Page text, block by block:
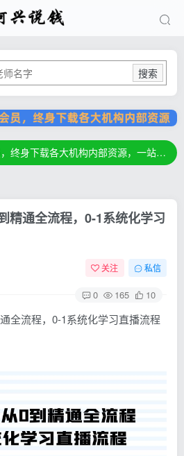
搜索
源，一站式草根创业基地，最新最强网赚教程大全，小投入，大回报！
资源，一站式草根创业基地，最新最强网赚教程大全，小投入，大回报！
精通全流程，0-1系统化学习
关注 私信
0 165 10
全流程，0-1系统化学习直播流程